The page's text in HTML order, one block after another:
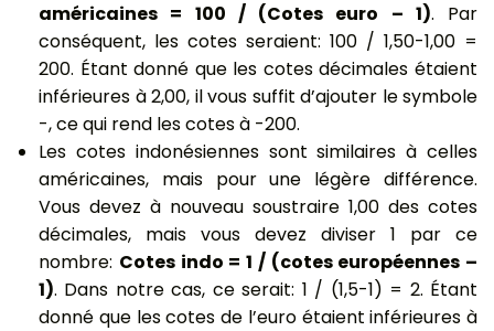
américaines = 100 / (Cotes euro – 1). Par
conséquent, les cotes seraient: 100 / 1,50-1,00 =
200. Étant donné que les cotes décimales étaient
inférieures à 2,00, il vous suffit d’ajouter le symbole
-, ce qui rend les cotes à -200.
Les cotes indonésiennes sont similaires à celles
américaines, mais pour une légère différence.
Vous devez à nouveau soustraire 1,00 des cotes
décimales, mais vous devez diviser 1 par ce
nombre: Cotes indo = 1 / (cotes européennes –
1). Dans notre cas, ce serait: 1 / (1,5-1) = 2. Étant
donné que les cotes de l’euro étaient inférieures à